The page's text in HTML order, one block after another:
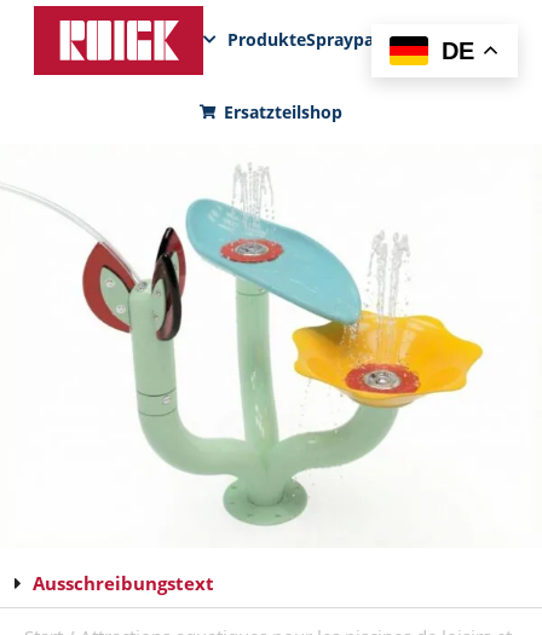
ProdukteSprayparksFunPadNews
Ersatzteilshop
Ausschreibungstext
DE